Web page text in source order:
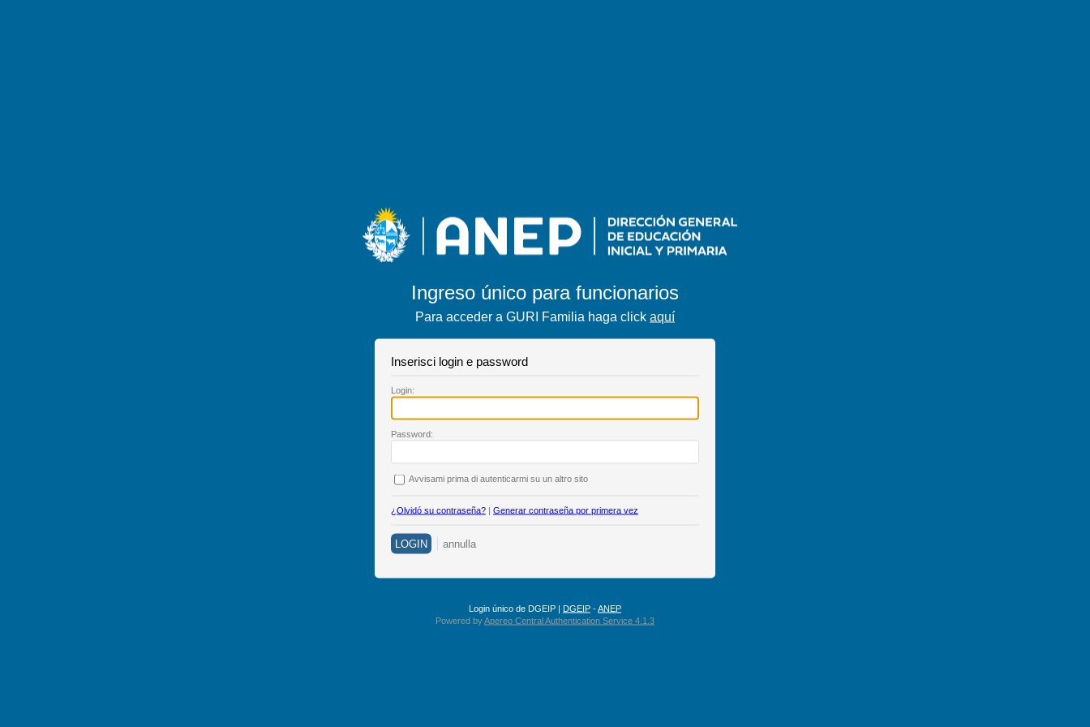
Ingreso único para funcionarios
Para acceder a GURI Familia haga click aquí
Inserisci login e password
L ogin:
Password:
Avvisami prima di autenticarmi su un altro sito
¿Olvidó su contraseña? | Generar contraseña por primera vez
Login único de DGEIP | DGEIP -ANEP
Powered byApereo Central Authentication Service 4.1.3